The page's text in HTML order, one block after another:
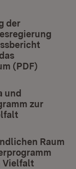
der
(PDF)
und
zur
Raum
Vielfalt